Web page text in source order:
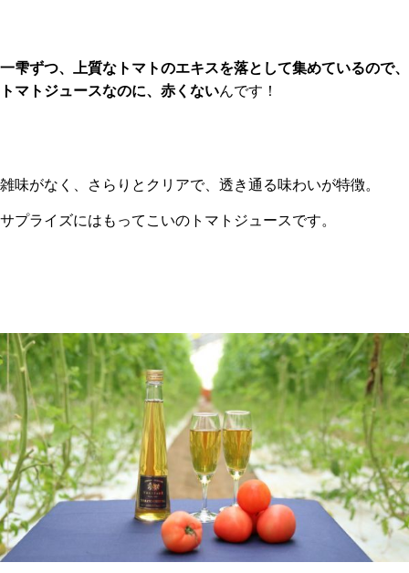
一雫ずつ、上質なトマトのエキスを落として集めているので、
トマトジュースなのに、赤くないんです！
雑味がなく、さらりとクリアで、透き通る味わいが特徴。
サプライズにはもってこいのトマトジュースです。